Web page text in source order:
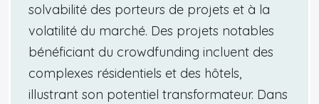
solvabilité des porteurs de projets et à la
volatilité du marché. Des projets notables
bénéficiant du crowdfunding incluent des
complexes résidentiels et des hôtels,
illustrant son potentiel transformateur. Dans